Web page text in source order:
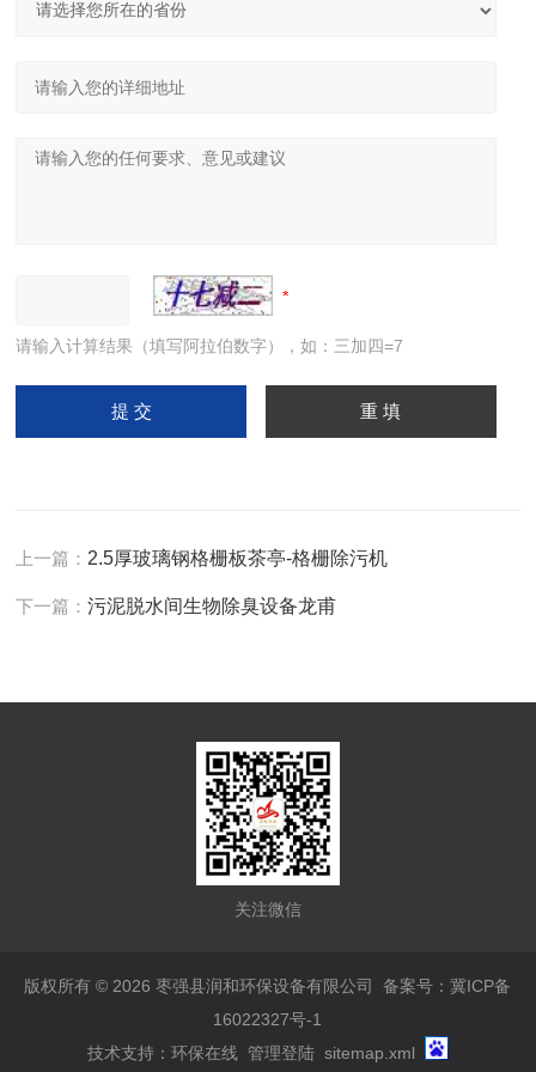
请输入计算结果（填写阿拉伯数字），如：三加四=7
上一篇： 2.5厚玻璃钢格栅板茶亭-格栅除污机
下一篇：污泥脱水间生物除臭设备龙甫
关注微信
版权所有 © 2026 枣强县润和环保设备有限公司备案号：冀ICP备
16022327号-1
技术支持： 环保在线 管理登陆 sitemap.xml